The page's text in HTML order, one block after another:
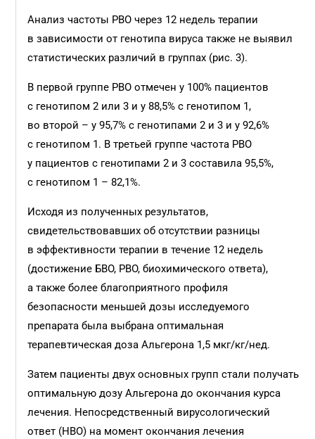
Анализ частоты РВО через 12 недель терапии
в зависимости от генотипа вируса также не выявил
статистических различий в группах (рис. 3).
В первой группе РВО отмечен у 100% пациентов
с генотипом 2 или 3 и у 88,5% с генотипом 1,
во второй – у 95,7% с генотипами 2 и 3 и у 92,6%
с генотипом 1. В третьей группе частота РВО
у пациентов с генотипами 2 и 3 составила 95,5%,
с генотипом 1 – 82,1%.
Исходя из полученных результатов,
свидетельствовавших об отсутствии разницы
в эффективности терапии в течение 12 недель
(достижение БВО, РВО, биохимического ответа),
а также более благоприятного профиля
безопасности меньшей дозы исследуемого
препарата была выбрана оптимальная
терапевтическая доза Альгерона 1,5 мкг/кг/нед.
Затем пациенты двух основных групп стали получать
оптимальную дозу Альгерона до окончания курса
лечения. Непосредственный вирусологический
ответ (НВО) на момент окончания лечения